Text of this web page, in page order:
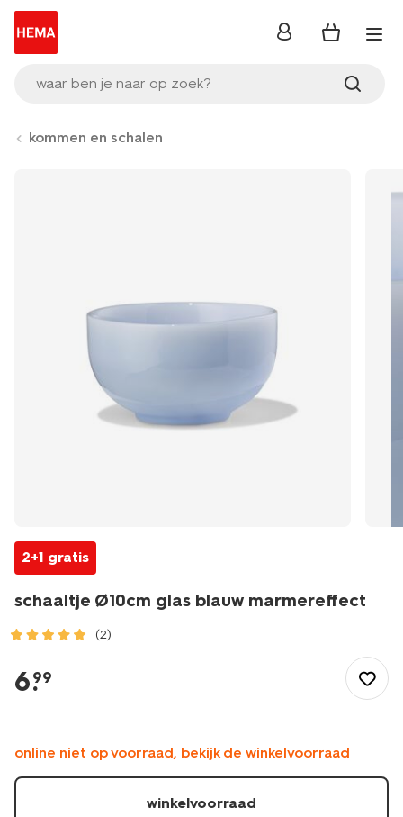
waar ben je naar op zoek?
inloggen
kommen en schalen
2+1 gratis
schaaltje Ø10cm glas blauw marmereffect
(2)
tafelen/servies/kommen-
schalen/schaaltje-
glas-
blauw-
marmereffect-
9650384.html
6.
99
online niet op voorraad, bekijk de winkelvoorraad
winkelvoorraad